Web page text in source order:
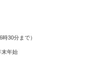
30分まで）
末年始